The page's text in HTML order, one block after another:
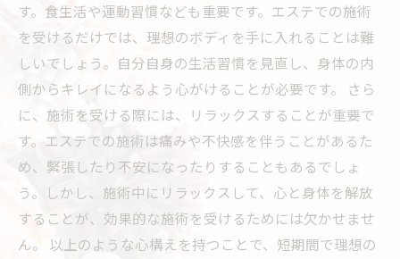
す。食生活や運動習慣なども重要です。エステでの施術
を受けるだけでは、理想のボディを手に入れることは難
しいでしょう。自分自身の生活習慣を見直し、身体の内
側からキレイになるよう心がけることが必要です。 さら
に、施術を受ける際には、リラックスすることが重要で
す。エステでの施術は痛みや不快感を伴うことがあるた
め、緊張したり不安になったりすることもあるでしょ
う。しかし、施術中にリラックスして、心と身体を解放
することが、効果的な施術を受けるためには欠かせませ
ん。 以上のような心構えを持つことで、短期間で理想の